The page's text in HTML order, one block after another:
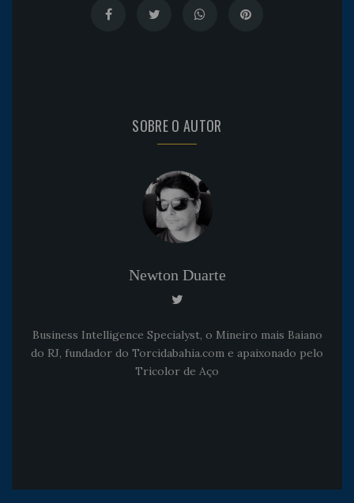
SOBRE O AUTOR
Newton Duarte
Business Intelligence Specialyst, o Mineiro mais Baiano
do RJ, fundador do Torcidabahia.com e apaixonado pelo
Tricolor de Aço